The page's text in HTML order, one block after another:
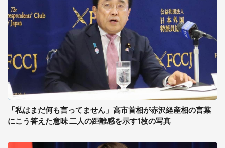
「私はまだ何も言ってません」高市首相が赤沢経産相の言葉
にこう答えた意味 二人の距離感を示す1枚の写真